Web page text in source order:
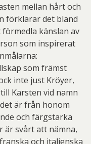
mellan hårt och
förklarar det bland
känslan av
som inspirerat
som främst
inte just Kröyer,
Karsten vid namn
är från honom
och färgstarka
är svårt att nämna,
och italienska